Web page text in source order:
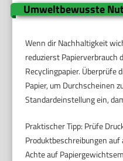
Umweltbewusste
Wenn dir Nachhaltigkeit
reduzierst Papierverbrauch
Recyclingpapier. Überprüfe
Papier, um Durchscheinen
Standardeinstellung ein,
Praktischer Tipp: Prüfe
Produktbeschreibungen
Achte auf